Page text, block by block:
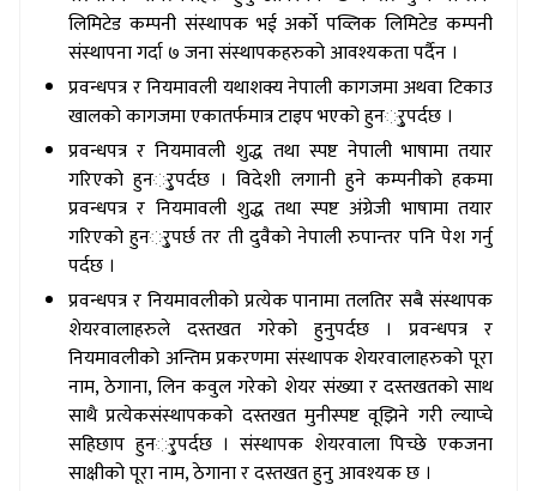
लिमिटेड कम्पनी संस्थापक भई अर्को पव्लिक लिमिटेड कम्पनी
संस्थापना गर्दा ७ जना संस्थापकहरुको आवश्यकता पर्दैन ।
प्रवन्धपत्र र नियमावली यथाशक्य नेपाली कागजमा अथवा टिकाउ
खालको कागजमा एकातर्फमात्र टाइप भएको हुनर्ुपर्दछ ।
प्रवन्धपत्र र नियमावली शुद्ध तथा स्पष्ट नेपाली भाषामा तयार
गरिएको हुनर्ुपर्दछ । विदेशी लगानी हुने कम्पनीको हकमा
प्रवन्धपत्र र नियमावली शुद्ध तथा स्पष्ट अंग्रेजी भाषामा तयार
गरिएको हुनर्ुपर्छ तर ती दुवैको नेपाली रुपान्तर पनि पेश गर्नु
पर्दछ ।
प्रवन्धपत्र र नियमावलीको प्रत्येक पानामा तलतिर सबै संस्थापक
शेयरवालाहरुले दस्तखत गरेको हुनुपर्दछ । प्रवन्धपत्र र
नियमावलीको अन्तिम प्रकरणमा संस्थापक शेयरवालाहरुको पूरा
नाम, ठेगाना, लिन कवुल गरेको शेयर संख्या र दस्तखतको साथ
साथै प्रत्येकसंस्थापकको दस्तखत मुनीस्पष्ट वूझिने गरी ल्याप्चे
सहिछाप हुनर्ुपर्दछ । संस्थापक शेयरवाला पिच्छे एकजना
साक्षीको पूरा नाम, ठेगाना र दस्तखत हुनु आवश्यक छ ।